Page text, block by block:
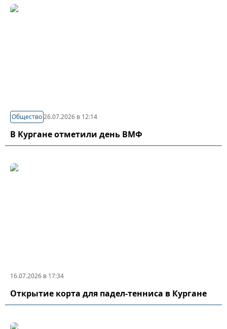
Общество26.07.2026 в 12:14
В Кургане отметили день ВМФ
16.07.2026 в 17:34
Открытие корта для падел-тенниса в Кургане